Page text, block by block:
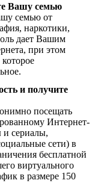
Вашу семью
семью от
наркотики,
дает Вашим
при этом
и получите
посещать
Интернет-
сериалы,
сети) в
бесплатной
виртуального
в размере 150